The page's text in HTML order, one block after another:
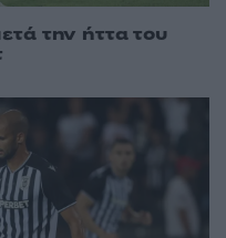
την ήττα του